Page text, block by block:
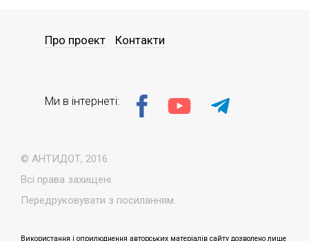
© АНТИДОТ, 2016
Всі права захищені.
Передруковувати з посиланням.
Про проект Контакти
Ми в інтернеті:
Використання і оприлюднення авторських матеріалів сайту дозволено лише